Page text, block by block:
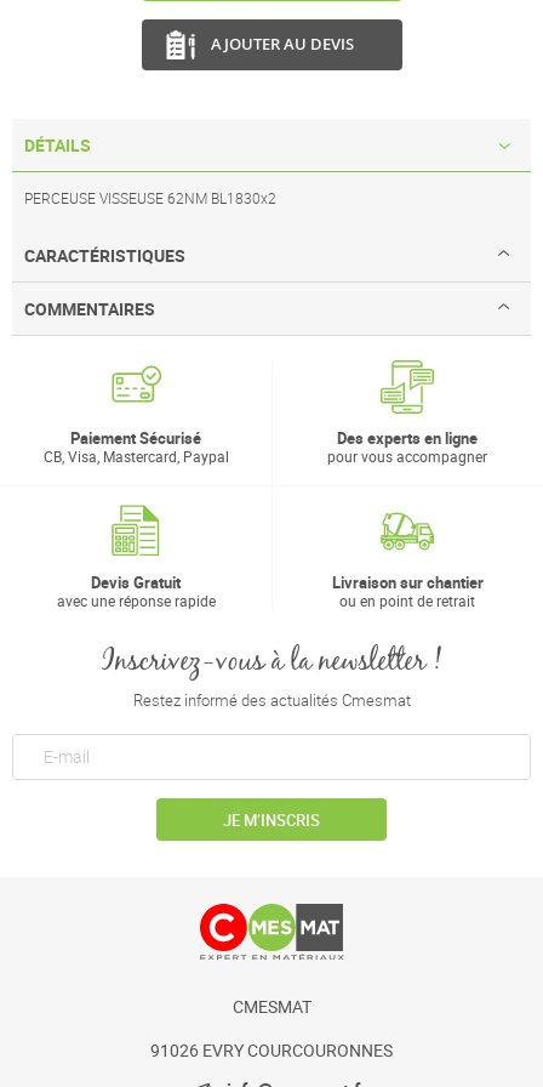
AJOUTER AU DEVIS
DÉTAILS
PERCEUSE VISSEUSE 62NM BL1830x2
CARACTÉRISTIQUES
COMMENTAIRES
Paiement Sécurisé
CB, Visa, Mastercard, Paypal
Des experts en ligne
pour vous accompagner
Devis Gratuit
avec une réponse rapide
Livraison sur chantier
ou en point de retrait
Inscrivez-vous à la newsletter !
Restez informé des actualités Cmesmat
JE M’INSCRIS
CMESMAT
91026 EVRY COURCOURONNES